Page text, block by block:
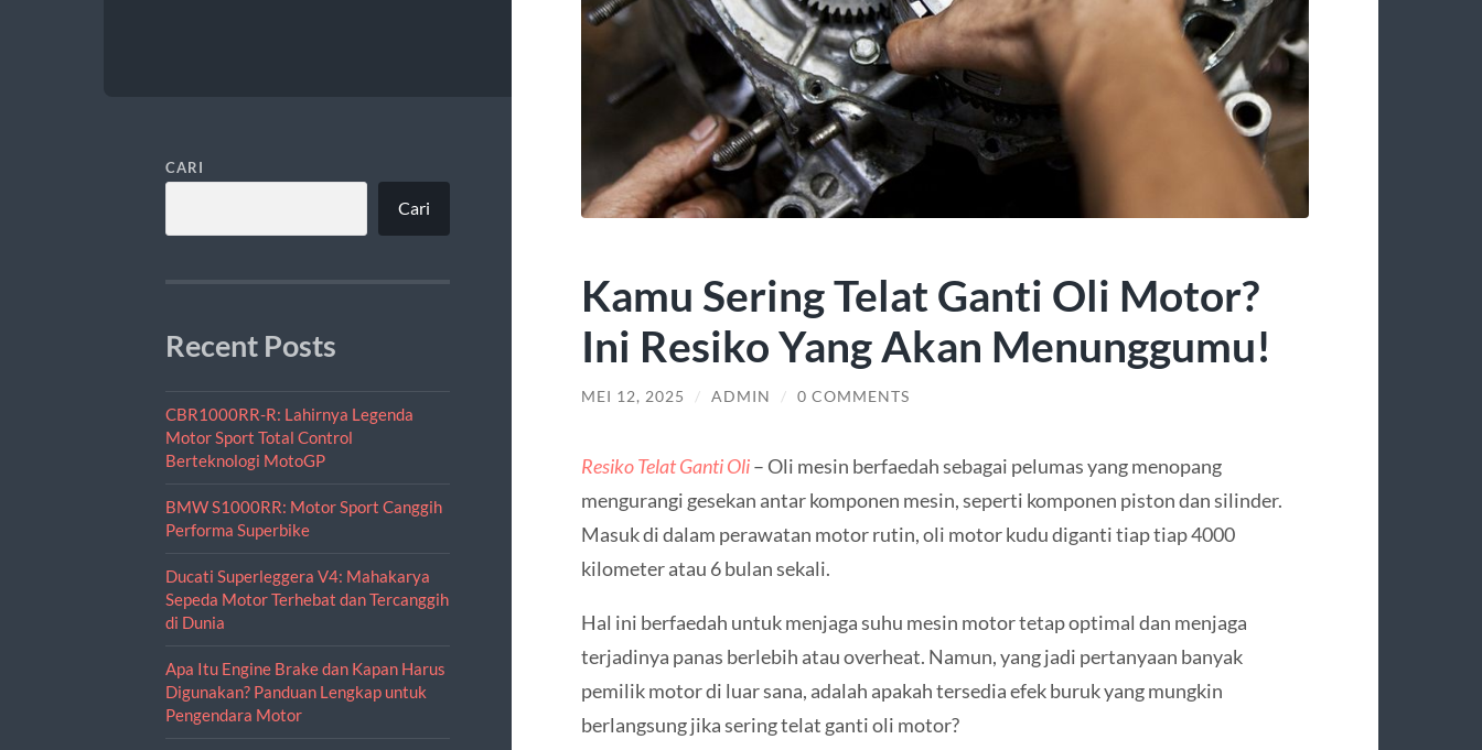
CARI
Cari
Recent Posts
CBR1000RR-R: Lahirnya Legenda
Motor Sport Total Control
Berteknologi MotoGP
BMW S1000RR: Motor Sport Canggih
Performa Superbike
Ducati Superleggera V4: Mahakarya
Sepeda Motor Terhebat dan Tercanggih
di Dunia
Apa Itu Engine Brake dan Kapan Harus
Digunakan? Panduan Lengkap untuk
Pengendara Motor
Kamu Sering Telat Ganti Oli Motor?
Ini Resiko Yang Akan Menunggumu!
MEI 12, 2025 / ADMIN / 0 COMMENTS
Resiko Telat Ganti Oli– Oli mesin berfaedah sebagai pelumas yang menopang
mengurangi gesekan antar komponen mesin, seperti komponen piston dan silinder.
Masuk di dalam perawatan motor rutin, oli motor kudu diganti tiap tiap 4000
kilometer atau 6 bulan sekali.
Hal ini berfaedah untuk menjaga suhu mesin motor tetap optimal dan menjaga
terjadinya panas berlebih atau overheat. Namun, yang jadi pertanyaan banyak
pemilik motor di luar sana, adalah apakah tersedia efek buruk yang mungkin
berlangsung jika sering telat ganti oli motor?